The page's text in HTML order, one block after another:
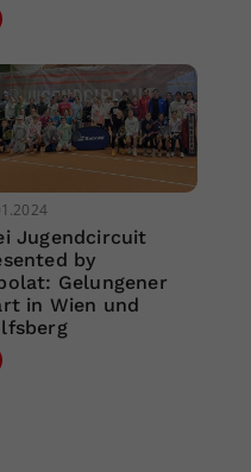
Jugendcircuit
by
Gelungener
in Wien und